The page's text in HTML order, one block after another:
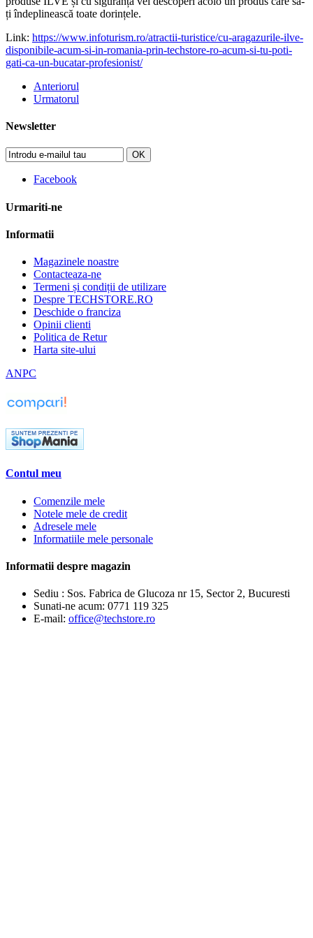
ți îndeplinească toate dorințele.
Link: https://www.infoturism.ro/atractii-turistice/cu-aragazurile-ilve-
disponibile-acum-si-in-romania-prin-techstore-ro-acum-si-tu-poti-
gati-ca-un-bucatar-profesionist/
Anteriorul
Urmatorul
Newsletter
OK
Facebook
Urmariti-ne
Informatii
Magazinele noastre
Contacteaza-ne
Termeni și condiții de utilizare
Despre TECHSTORE.RO
Deschide o franciza
Opinii clienti
Politica de Retur
Harta site-ului
ANPC
Contul meu
Comenzile mele
Notele mele de credit
Adresele mele
Informatiile mele personale
Informatii despre magazin
Sediu : Sos. Fabrica de Glucoza nr 15, Sector 2, Bucuresti
Sunati-ne acum: 0771 119 325
E-mail: office@techstore.ro